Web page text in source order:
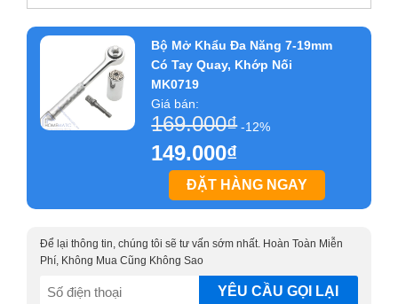
Bộ Mở Khẩu Đa Năng 7-19mm
Có Tay Quay, Khớp Nối
MK0719
Giá bán:
169.000₫-12%
149.000₫
ĐẶT HÀNG NGAY
Để lại thông tin, chúng tôi sẽ tư vấn sớm nhất. Hoàn Toàn Miễn
Phí, Không Mua Cũng Không Sao
SĐT